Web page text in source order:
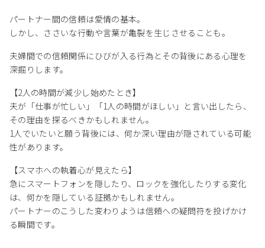
パートナー間の信頼は愛情の基本。
しかし、ささいな行動や言葉が亀裂を生じさせることも。
夫婦間での信頼関係にひびが入る行為とその背後にある心理を
深掘りします。
【2人の時間が減少し始めたとき】
夫が「仕事が忙しい」「1人の時間がほしい」と言い出したら、
その理由を探るべきかもしれません。
1人でいたいと願う背後には、何か深い理由が隠されている可能
性があります。
【スマホへの執着心が見えたら】
急にスマートフォンを隠したり、ロックを強化したりする変化
は、何かを隠している証拠かもしれません。
パートナーのこうした変わりようは信頼への疑問符を投げかけ
る瞬間です。